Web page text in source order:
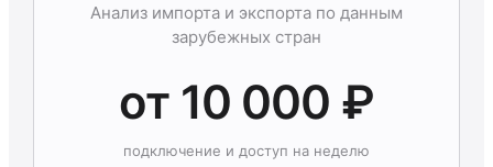
Анализ импорта и экспорта по данным
зарубежных стран
от 10 000 ₽
подключение и доступ на неделю